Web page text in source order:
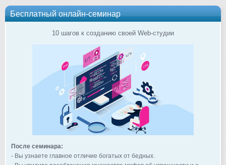
Бесплатный онлайн-семинар
10 шагов к созданию своей Web-студии
После семинара:
- Вы узнаете главное отличие богатых от бедных.